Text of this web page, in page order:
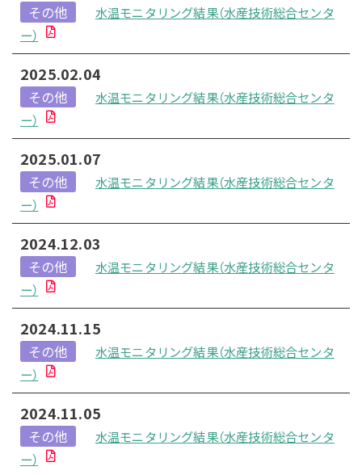
その他
水温モニタリング結果（水産技術総合センタ
ー）
2025.02.04
その他
水温モニタリング結果（水産技術総合センタ
ー）
2025.01.07
その他
水温モニタリング結果（水産技術総合センタ
ー）
2024.12.03
その他
水温モニタリング結果（水産技術総合センタ
ー）
2024.11.15
その他
水温モニタリング結果（水産技術総合センタ
ー）
2024.11.05
その他
水温モニタリング結果（水産技術総合センタ
ー）